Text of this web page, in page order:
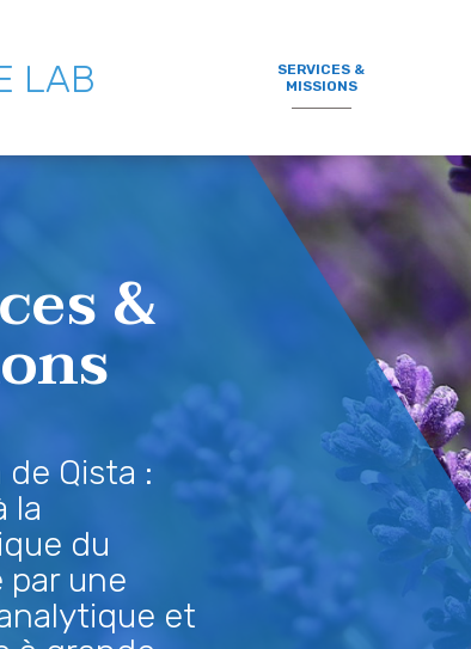
LAB
SERVICES &
MISSIONS
&
Qista :
la
du
par une
et